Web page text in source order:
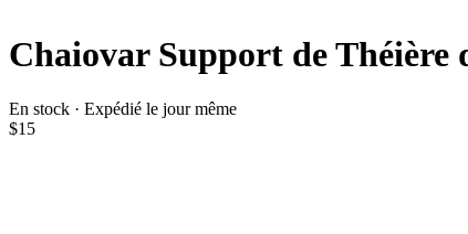
Chaiovar Support de Théière
En stock · Expédié le jour même
$15